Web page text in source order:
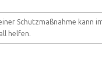
Schutzmaßnahme kann
helfen.